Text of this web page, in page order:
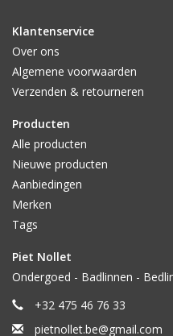
Klantenservice
Over ons
Algemene voorwaarden
Verzenden & retourneren
Producten
Alle producten
Nieuwe producten
Aanbiedingen
Merken
Tags
Piet Nollet
Ondergoed - Badlinnen -
+32 475 46 76 33
pietnollet.be@gmail.com